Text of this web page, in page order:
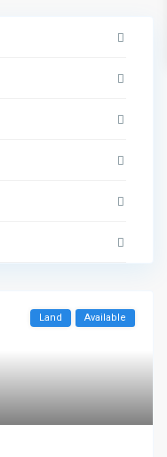
Land Available